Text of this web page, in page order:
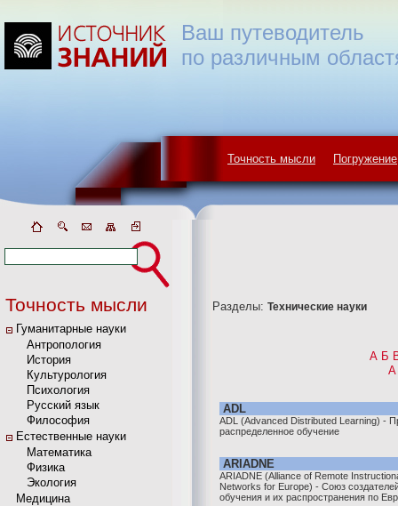
Точность мысли Погружение
Ваш путеводитель
по различным
Точность мысли
Гуманитарные науки
Антропология
История
Культурология
Психология
Русский язык
Философия
Естественные науки
Математика
Физика
Экология
Медицина
Разделы: Технические науки
А Б
A
ADL
ADL (Advanced Distributed Learning) -
распределенное обучение
ARIADNE
ARIADNE (Alliance of Remote
Networks for Europe) - Союз
обучения и их распространения по